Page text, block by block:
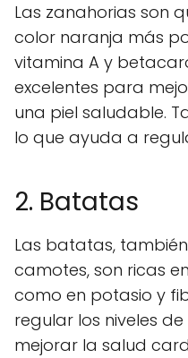
Las zanahorias son
color naranja más
vitamina A y
excelentes para
una piel saludable.
lo que ayuda a
2. Batatas
Las batatas,
camotes, son ricas
como en potasio y
regular los niveles
mejorar la salud